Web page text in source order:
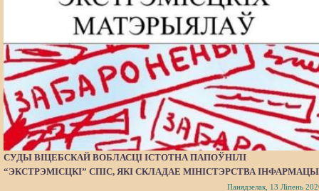
СУДЫ ВІЦЕБСКАЙ ВОБЛАСЦІ ІСТОТНА ПАПОЎНІЛІ
“ЭКСТРЭМІСЦКІ” СПІС, ЯКІ СКЛАДАЕ МІНІСТЭРСТВА
Панядзелак, 13 Ліпень